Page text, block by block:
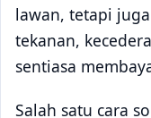
lawan, tetapi
tekanan,
sentiasa
Salah satu cara